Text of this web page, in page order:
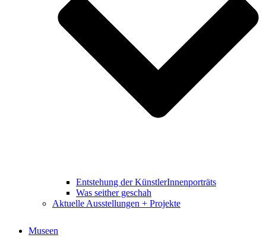
Entstehung der KünstlerInnenporträts
Was seither geschah
Aktuelle Ausstellungen + Projekte
Museen